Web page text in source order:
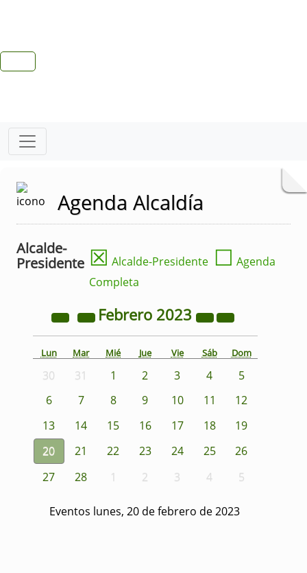
Agenda Alcaldía
Alcalde-
Presidente ☒ Alcalde-Presidente ☐ Agenda
Completa
Febrero 2023
Lun Mar Mié Jue Vie Sáb Dom
30 31 1 2 3 4
5
6
7 8 9 10 11
12
13
14 15 16 17 18
19
20
21 22 23 24 25
26
27
28 1 2 3 4 5
Eventos lunes, 20 de febrero de 2023